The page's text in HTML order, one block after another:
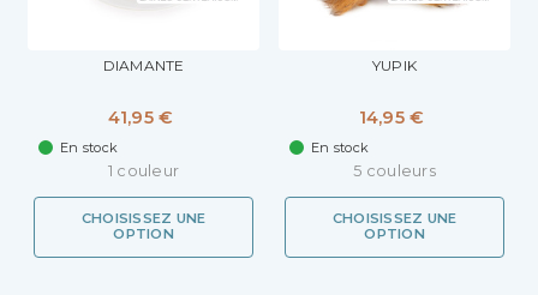
DIAMANTE
41,95 €
En stock
1 couleur
CHOISISSEZ UNE
OPTION
YUPIK
14,95 €
En stock
5 couleurs
CHOISISSEZ UNE
OPTION